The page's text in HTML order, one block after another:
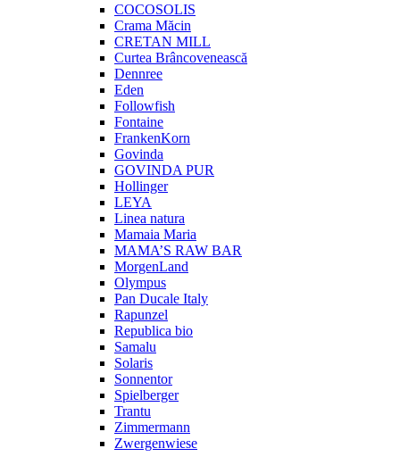
COCOSOLIS
Crama Măcin
CRETAN MILL
Curtea Brâncovenească
Dennree
Eden
Followfish
Fontaine
FrankenKorn
Govinda
GOVINDA PUR
Hollinger
LEYA
Linea natura
Mamaia Maria
MAMA’S RAW BAR
MorgenLand
Olympus
Pan Ducale Italy
Rapunzel
Republica bio
Samalu
Solaris
Sonnentor
Spielberger
Trantu
Zimmermann
Zwergenwiese